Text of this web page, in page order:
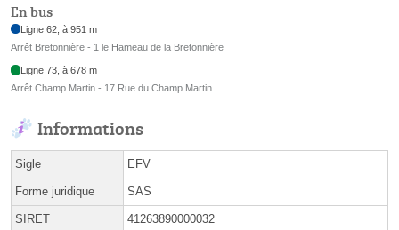
En bus
Ligne 62, à 951 m
Arrêt Bretonnière - 1 le Hameau de la Bretonnière
Ligne 73, à 678 m
Arrêt Champ Martin - 17 Rue du Champ Martin
Informations
Sigle EFV
Forme juridique SAS
SIRET 41263890000032